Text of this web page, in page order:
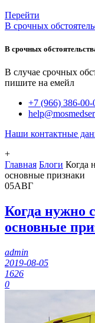
Перейти
В срочных
В срочных
В случае срочных
пишите на емейл
+7 (966) 386-00-
Наши контактные
+
Главная Блоги Когда
основные признаки
05АВГ
Когда нужно
основные
admin
2019-08-05
1626
0